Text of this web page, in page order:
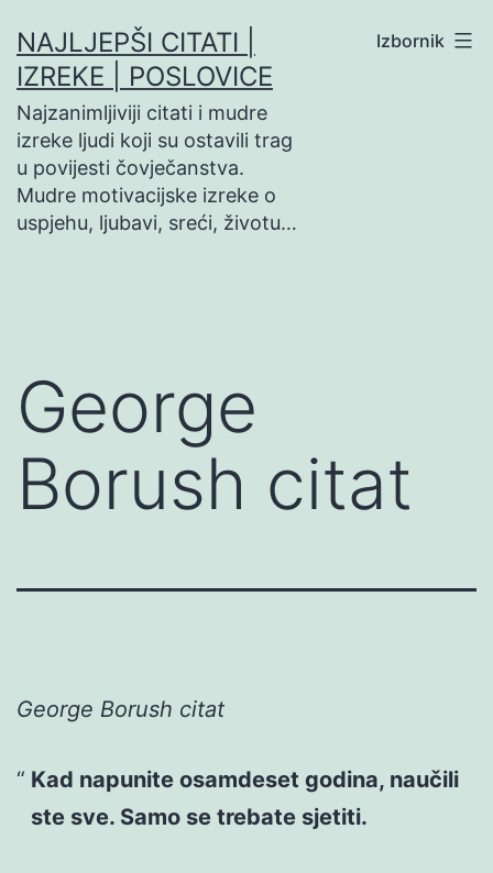
na
sadržaj
NAJLJEPŠI CITATI |
IZREKE | POSLOVICE
Najzanimljiviji citati i mudre
izreke ljudi koji su ostavili trag
u povijesti čovječanstva.
Mudre motivacijske izreke o
uspjehu, ljubavi, sreći, životu…
Izbornik
George
Borush citat
George Borush citat
Kad napunite osamdeset godina, naučili
ste sve. Samo se trebate sjetiti.